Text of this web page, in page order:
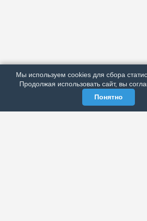
РЕКЛАМА У НАС
МЫ В СОЦСЕТЯХ
Мы используем cookies для сбора
Продолжая использовать сайт, вы
Понятно